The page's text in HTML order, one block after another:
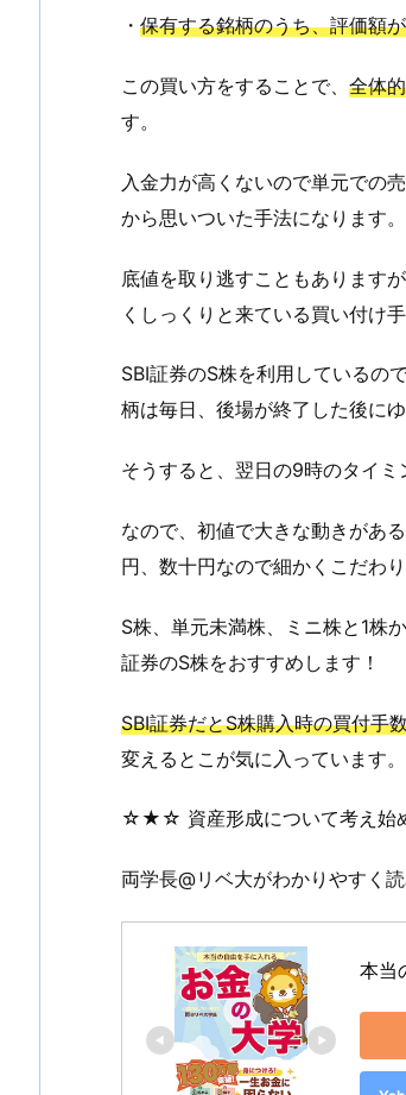
・ 保有する銘柄のうち、評価額
この買い方をすることで、 全体
す。
入金力が高くないので単元での
から思いついた手法になります。
底値を取り逃すこともあります
くしっくりと来ている買い付け
SBI証券のS株を利用しているの
柄は毎日、後場が終了した後に
そうすると、翌日の9時のタイミ
なので、初値で大きな動きがあ
円、数十円なので細かくこだわ
S株、単元未満株、ミニ株と1株
証券のS株をおすすめします！
SBI証券だとS株購入時の買付手
変えるとこが気に入っています。
☆★☆ 資産形成について考え始
両学長@リベ大がわかりやすく
本当